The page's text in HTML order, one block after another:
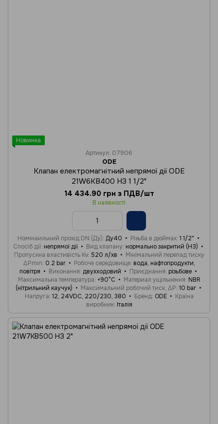
Новинка
Артикул: 07906
ODE
Клапан електромагнітний непрямої дії ODE
21W6KB400 НЗ 1 1/2"
14 434.90 грн з ПДВ/шт
В наявності
Номінаильний прохід DN (Ду) Ду40 Різьба в дюймах 1 1/2"
Спосіб дії непрямої дії Вид клапану нормально закритий (НЗ)
Пропускна властивість Kv 520 л/хв
Мінімальний перепад тиску
ΔPmin 0.2 bar Робоче середовище вода, нафтопродукти,
повітря
Виконання двухходовий Приєднання різьбове
Максимальна температура +90°C Материал ущільнення NBR
(нітрильний каучук)
Максимальний робочий тиск, ΔP 10 bar
Напруга 12, 24VDC, 220/230, 380 Бренд ODE
Країна
виробник Італія